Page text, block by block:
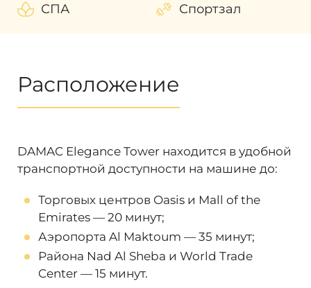
СПА Спортзал
Расположение
DAMAC Elegance Tower находится в удобной
транспортной доступности на машине до:
Торговых центров Oasis и Mall of the
Emirates — 20 минут;
Аэропорта Al Maktoum — 35 минут;
Района Nad Al Sheba и World Trade
Center — 15 минут.